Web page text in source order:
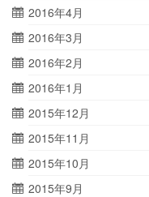
2016年4月
2016年3月
2016年2月
2016年1月
2015年12月
2015年11月
2015年10月
2015年9月